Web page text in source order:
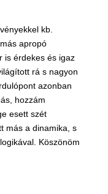
kb.
apropó
is érdekes és igaz
rá s nagyon
azonban
hozzám
esett szét
más a dinamika, s
Köszönöm